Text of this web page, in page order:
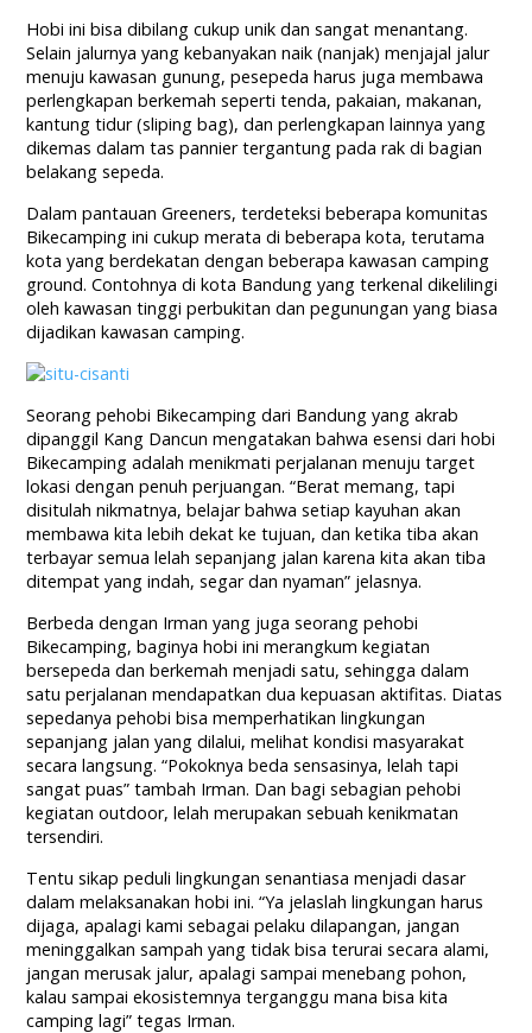
Hobi ini bisa dibilang cukup unik dan sangat menantang.
Selain jalurnya yang kebanyakan naik (nanjak) menjajal jalur
menuju kawasan gunung, pesepeda harus juga membawa
perlengkapan berkemah seperti tenda, pakaian, makanan,
kantung tidur (sliping bag), dan perlengkapan lainnya yang
dikemas dalam tas pannier tergantung pada rak di bagian
belakang sepeda.
Dalam pantauan Greeners, terdeteksi beberapa komunitas
Bikecamping ini cukup merata di beberapa kota, terutama
kota yang berdekatan dengan beberapa kawasan camping
ground. Contohnya di kota Bandung yang terkenal dikelilingi
oleh kawasan tinggi perbukitan dan pegunungan yang biasa
dijadikan kawasan camping.
Seorang pehobi Bikecamping dari Bandung yang akrab
dipanggil Kang Dancun mengatakan bahwa esensi dari hobi
Bikecamping adalah menikmati perjalanan menuju target
lokasi dengan penuh perjuangan. “Berat memang, tapi
disitulah nikmatnya, belajar bahwa setiap kayuhan akan
membawa kita lebih dekat ke tujuan, dan ketika tiba akan
terbayar semua lelah sepanjang jalan karena kita akan tiba
ditempat yang indah, segar dan nyaman” jelasnya.
Berbeda dengan Irman yang juga seorang pehobi
Bikecamping, baginya hobi ini merangkum kegiatan
bersepeda dan berkemah menjadi satu, sehingga dalam
satu perjalanan mendapatkan dua kepuasan aktifitas. Diatas
sepedanya pehobi bisa memperhatikan lingkungan
sepanjang jalan yang dilalui, melihat kondisi masyarakat
secara langsung. “Pokoknya beda sensasinya, lelah tapi
sangat puas” tambah Irman. Dan bagi sebagian pehobi
kegiatan outdoor, lelah merupakan sebuah kenikmatan
tersendiri.
Tentu sikap peduli lingkungan senantiasa menjadi dasar
dalam melaksanakan hobi ini. “Ya jelaslah lingkungan harus
dijaga, apalagi kami sebagai pelaku dilapangan, jangan
meninggalkan sampah yang tidak bisa terurai secara alami,
jangan merusak jalur, apalagi sampai menebang pohon,
kalau sampai ekosistemnya terganggu mana bisa kita
camping lagi” tegas Irman.